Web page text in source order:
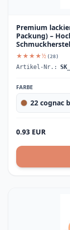
Premium
Packung) –
★★★★½ (28)
Artikel-Nr.:
FARBE
22 cognac
0.93 EUR